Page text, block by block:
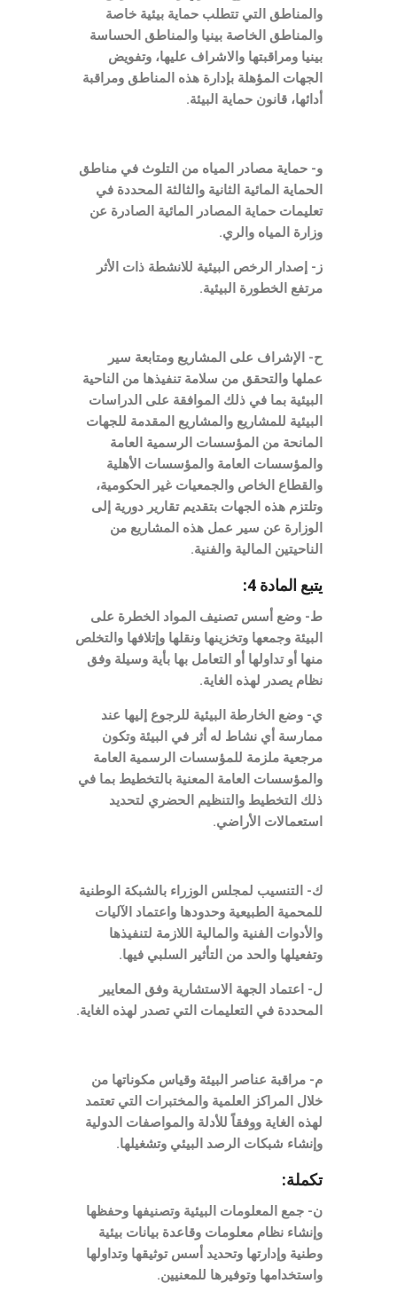
والمناطق التي تتطلب حماية بيئية خاصة
والمناطق الخاصة بينيا والمناطق الحساسة
بينيا ومراقبتها والاشراف عليها، وتفويض
الجهات المؤهلة بإدارة هذه المناطق ومراقبة
أدائها، قانون حماية البيئة.
و- حماية مصادر المياه من التلوث في مناطق
الحماية المائية الثانية والثالثة المحددة في
تعليمات حماية المصادر المائية الصادرة عن
وزارة المياه والري.
ز- إصدار الرخص البيئية للانشطة ذات الأثر
مرتفع الخطورة البيئية.
ح- الإشراف على المشاريع ومتابعة سير
عملها والتحقق من سلامة تنفيذها من الناحية
البيئية بما في ذلك الموافقة على الدراسات
البيئية للمشاريع والمشاريع المقدمة للجهات
المانحة من المؤسسات الرسمية العامة
والمؤسسات العامة والمؤسسات الأهلية
والقطاع الخاص والجمعيات غير الحكومية،
وتلتزم هذه الجهات بتقديم تقارير دورية إلى
الوزارة عن سير عمل هذه المشاريع من
الناحيتين المالية والفنية.
يتبع المادة 4:
ط- وضع أسس تصنيف المواد الخطرة على
البيئة وجمعها وتخزينها ونقلها وإتلافها والتخلص
منها أو تداولها أو التعامل بها بأية وسيلة وفق
نظام يصدر لهذه الغاية.
ي- وضع الخارطة البيئية للرجوع إليها عند
ممارسة أي نشاط له أثر في البيئة وتكون
مرجعية ملزمة للمؤسسات الرسمية العامة
والمؤسسات العامة المعنية بالتخطيط بما في
ذلك التخطيط والتنظيم الحضري لتحديد
استعمالات الأراضي.
ك- التنسيب لمجلس الوزراء بالشبكة الوطنية
للمحمية الطبيعية وحدودها واعتماد الآليات
والأدوات الفنية والمالية اللازمة لتنفيذها
وتفعيلها والحد من التأثير السلبي فيها.
ل- اعتماد الجهة الاستشارية وفق المعايير
المحددة في التعليمات التي تصدر لهذه الغاية.
م- مراقبة عناصر البيئة وقياس مكوناتها من
خلال المراكز العلمية والمختبرات التي تعتمد
لهذه الغاية ووفقاً للأدلة والمواصفات الدولية
وإنشاء شبكات الرصد البيئي وتشغيلها.
تكملة:
ن- جمع المعلومات البيئية وتصنيفها وحفظها
وإنشاء نظام معلومات وقاعدة بيانات بيئية
وطنية وإدارتها وتحديد أسس توثيقها وتداولها
واستخدامها وتوفيرها للمعنيين.